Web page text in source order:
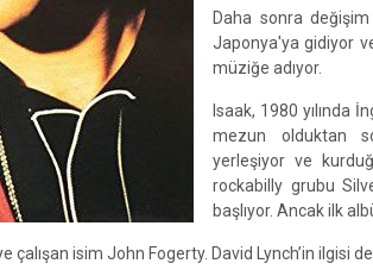
Daha sonra
Japonya'ya gidiyor
müziğe adıyor.
Isaak, 1980 yılında
mezun olduktan
yerleşiyor ve
rockabilly grubu
başlıyor. Ancak ilk
isim John Fogerty. David Lynch’in ilgisi